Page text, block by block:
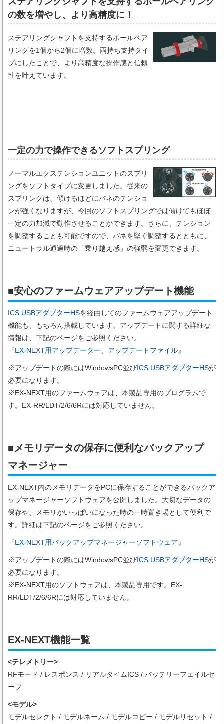
の数を増やし、より高精度に！
ステアリングシャフトを支持するボールベア
リングを1個から2個に増数。両持ち支持タイ
プにしたことで、より高精度な操作感と信頼
性を叶えています。
一定の力で操作できるソフトスプリング​
ノーマルエクステンションユニットのスプリ
ングをソフトタイプに変更しました。従来の
スプリングは、傾けるほどにバネのテンショ
ンが強くなりますが、今回のソフトスプリングでは傾けてもほぼ
一定の力加減で動作させることができます。さらに、テンション
を調整することも可能ですので、バネを堅く調整するとともに、
ニュートラル通過時の「乗り越え感」の強弱を変更できます。
■安心のファームウェアアップデート機能
ICS USBアダプターHSを経由してのファームウェアアップデート
機能も、もちろん搭載しています。アップデートに関する詳細な
情報は、下記のページをご参照ください。
『EX-NEXT用アップデーター、アップデートファイル』
※アップデートの際にはWindowsPC並びICS USBアダプターHSが
必要になります。
※EX-NEXT用のファームウェアは、本製品専用のプログラムで
す。EX-RR/LDT/2/6/6Rには対応していません。
■メモリデータの保存に便利なバックアップ
マネージャー
EX-NEXT内のメモリデータをPCに保存することができるバックア
ップマネージャーソフトウェアを公開しました。大切なデータの
保存や、メモリがいっぱいになった時の一時置き場として便利で
す。詳細は下記のページをご参照ください。
『EX-NEXT用バックアップマネージャーソフトウェア』
※アップデートの際にはWindowsPC並びICS USBアダプターHSが
必要になります。
※EX-NEXT用のソフトウェアは、本製品専用です。EX-
RR/LDT/2/6/6Rには対応していません。
EX-NEXT機能一覧
<テレメトリー>
RFモード / レスポンス / リアルタイムICS / バッテリーフェイルセ
ーフ
<モデル>
モデルセレクト / モデルネーム / モデルコピー / モデルリセット /